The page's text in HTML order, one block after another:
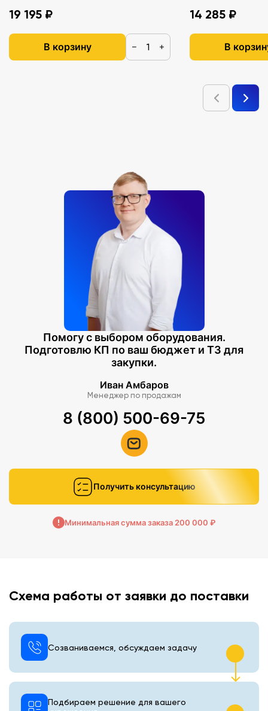
19 195 ₽
В корзину − +
14 285 ₽
В
Помогу с выбором оборудования.
Подготовлю КП по ваш бюджет и ТЗ для
закупки.
Иван Амбаров
Менеджер по продажам
8 (800) 500-69-75
Получить консультацию
Минимальная сумма заказа 200 000 ₽
Схема работы от заявки до поставки
Созваниваемся, обсуждаем задачу
Подбираем решение для вашего